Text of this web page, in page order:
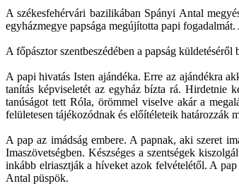
A székesfehérvári bazilikában Spányi Antal
egyházmegye papsága megújította papi
A főpásztor szentbeszédében a papság
A papi hivatás Isten ajándéka. Erre az ajándékra
tanítás képviseletét az egyház bízta rá. Hirdetnie
tanúságot tett Róla, örömmel viselve akár a
felületesen tájékozódnak és előítéleteik határozzák
A pap az imádság embere. A papnak, aki szeret
Imaszövetségben. Készséges a szentségek
inkább elriasztják a híveket azok felvételétől. A
Antal püspök.